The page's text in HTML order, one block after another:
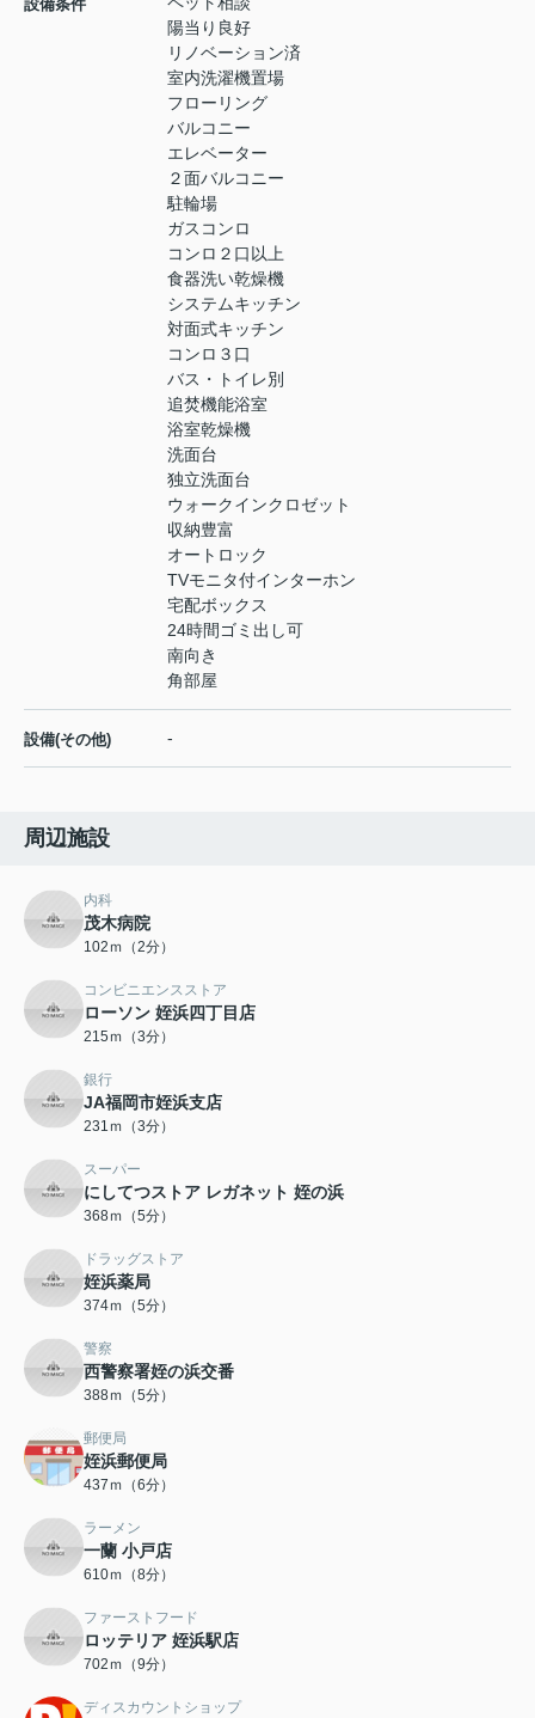
設備条件
陽当り良好
リノベーション済
室内洗濯機置場
フローリング
バルコニー
エレベーター
２面バルコニー
駐輪場
ガスコンロ
コンロ２口以上
食器洗い乾燥機
システムキッチン
対面式キッチン
コンロ３口
バス・トイレ別
追焚機能浴室
浴室乾燥機
洗面台
独立洗面台
ウォークインクロゼット
収納豊富
オートロック
TVモニタ付インターホン
宅配ボックス
24時間ゴミ出し可
南向き
角部屋
設備(その他) -
周辺施設
内科
茂木病院
102ｍ（2分）
コンビニエンスストア
ローソン 姪浜四丁目店
215ｍ（3分）
銀行
JA福岡市姪浜支店
231ｍ（3分）
スーパー
にしてつストア レガネット 姪の浜
368ｍ（5分）
ドラッグストア
姪浜薬局
374ｍ（5分）
警察
西警察署姪の浜交番
388ｍ（5分）
郵便局
姪浜郵便局
437ｍ（6分）
ラーメン
一蘭 小戸店
610ｍ（8分）
ファーストフード
ロッテリア 姪浜駅店
702ｍ（9分）
ディスカウントショップ